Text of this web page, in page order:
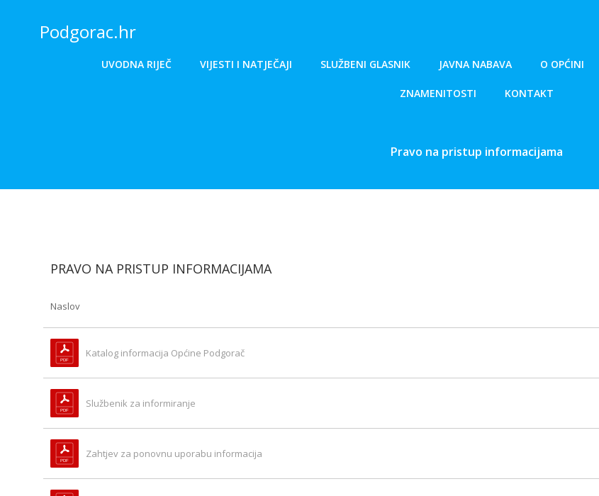
Podgorac.hr
UVODNA RIJEČ VIJESTI I NATJEČAJI SLUŽBENI GLASNIK JAVNA NABAVA O OPĆINI
ZNAMENITOSTI KONTAKT
Pravo na pristup informacijama
PRAVO NA PRISTUP INFORMACIJAMA
Naslov
Katalog informacija Općine Podgorač
Službenik za informiranje
Zahtjev za ponovnu uporabu informacija